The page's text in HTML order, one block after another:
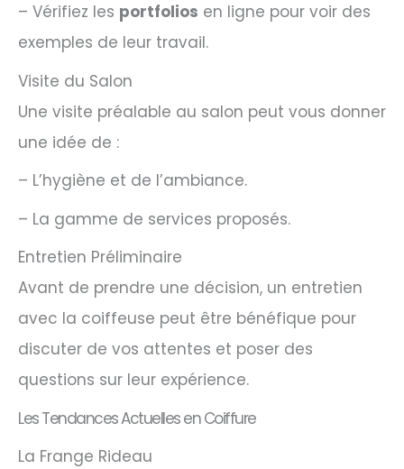
– Vérifiez les portfolios en ligne pour voir des
exemples de leur travail.
Visite du Salon
Une visite préalable au salon peut vous donner
une idée de :
– L’hygiène et de l’ambiance.
– La gamme de services proposés.
Entretien Préliminaire
Avant de prendre une décision, un entretien
avec la coiffeuse peut être bénéfique pour
discuter de vos attentes et poser des
questions sur leur expérience.
Les Tendances Actuelles en Coiffure
La Frange Rideau